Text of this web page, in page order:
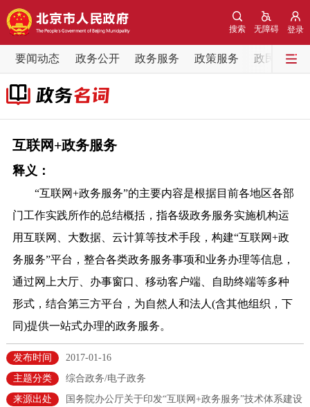
登录
无障碍
搜索
要闻动态 政务公开 政务服务 政策服务 政民互动
要闻动态
党中央精神
各区热点
政务公开
市领导 机构职能 政策服务
政策兑现 政策解读 回应关切
决策公开 专题公开
政务服务
个人服务 法人服务 部门服务
互联网+政务服务
释义：
“互联网+政务服务”的主要内容是根据目前各地区各部
门工作实践所作的总结概括，指各级政务服务实施机构运
用互联网、大数据、云计算等技术手段，构建“互联网+政
务服务”平台，整合各类政务服务事项和业务办理等信息，
通过网上大厅、办事窗口、移动客户端、自助终端等多种
形式，结合第三方平台，为自然人和法人(含其他组织，下
同)提供一站式办理的政务服务。
发布时间
2017-01-16
主题分类
综合政务/电子政务
来源出处
国务院办公厅关于印发“互联网+政务服务”技术体系建设